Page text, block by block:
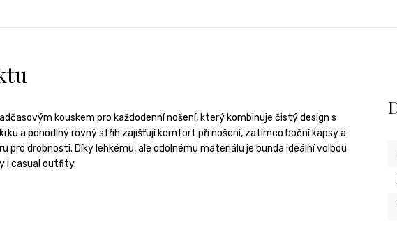
kouskem pro každodenní nošení, který kombinuje čistý design s
a pohodlný rovný střih zajišťují komfort při nošení, zatímco boční kapsy a
pro drobnosti. Díky lehkému, ale odolnému materiálu je bunda ideální volbou
i casual outfity.